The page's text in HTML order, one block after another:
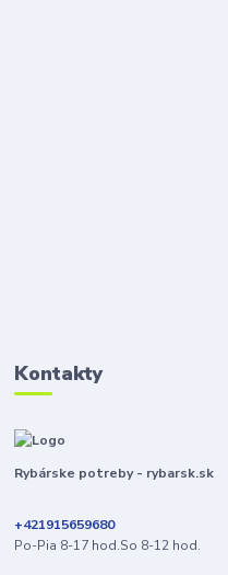
Kontakty
Rybárske potreby - rybarsk.sk
+421915659680
Po-Pia 8-17 hod.So 8-12 hod.